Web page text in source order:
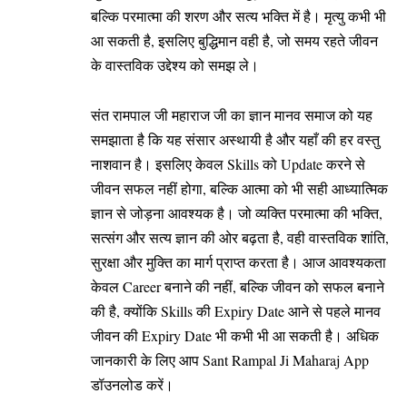
बल्कि परमात्मा की शरण और सत्य भक्ति में है। मृत्यु कभी भी
आ सकती है, इसलिए बुद्धिमान वही है, जो समय रहते जीवन
के वास्तविक उद्देश्य को समझ ले।
संत रामपाल जी महाराज जी का ज्ञान मानव समाज को यह
समझाता है कि यह संसार अस्थायी है और यहाँ की हर वस्तु
नाशवान है। इसलिए केवल Skills को Update करने से
जीवन सफल नहीं होगा, बल्कि आत्मा को भी सही आध्यात्मिक
ज्ञान से जोड़ना आवश्यक है। जो व्यक्ति परमात्मा की भक्ति,
सत्संग और सत्य ज्ञान की ओर बढ़ता है, वही वास्तविक शांति,
सुरक्षा और मुक्ति का मार्ग प्राप्त करता है। आज आवश्यकता
केवल Career बनाने की नहीं, बल्कि जीवन को सफल बनाने
की है, क्योंकि Skills की Expiry Date आने से पहले मानव
जीवन की Expiry Date भी कभी भी आ सकती है। अधिक
जानकारी के लिए आपSant Rampal Ji Maharaj App
डॉउनलोड करें।